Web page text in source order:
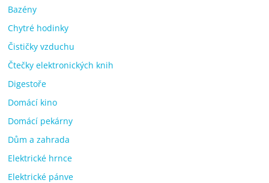
Bazény
Chytré hodinky
Čističky vzduchu
Čtečky elektronických knih
Digestoře
Domácí kino
Domácí pekárny
Dům a zahrada
Elektrické hrnce
Elektrické pánve